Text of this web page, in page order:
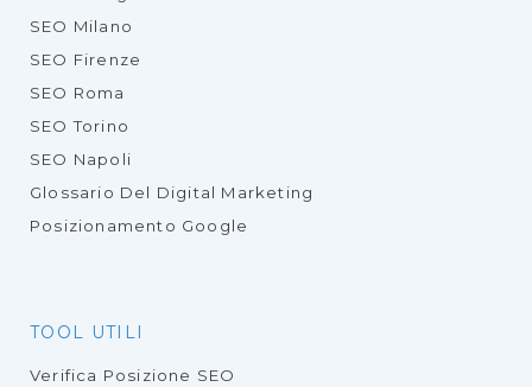
SEO Milano
SEO Firenze
SEO Roma
SEO Torino
SEO Napoli
Glossario Del Digital Marketing
Posizionamento Google
TOOL UTILI
Verifica Posizione SEO